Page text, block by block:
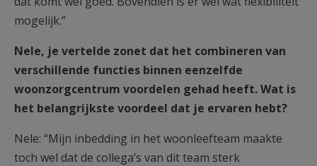
mogelijk.”
Nele, je vertelde zonet dat het combineren van
verschillende functies binnen eenzelfde
woonzorgcentrum voordelen gehad heeft. Wat is
het belangrijkste voordeel dat je ervaren hebt?
Nele: “Mijn inbedding in het woonleefteam maakte
toch wel dat de collega’s van dit team sterk